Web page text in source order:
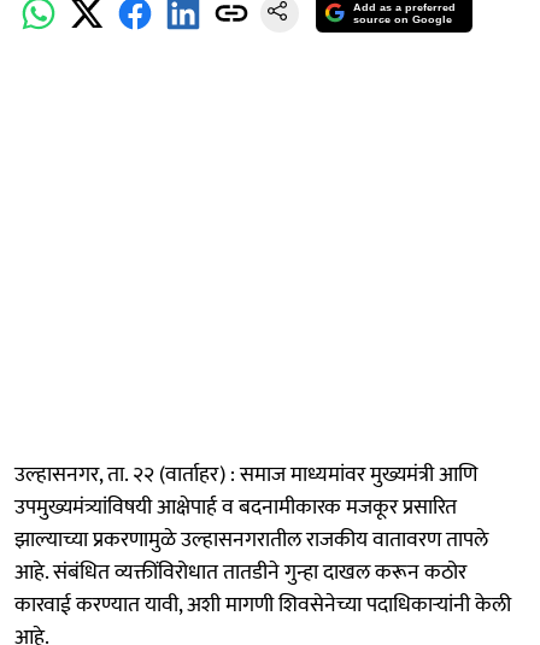
Add as a preferred
source on Google
उल्हासनगर, ता. २२ (वार्ताहर) : समाज माध्यमांवर मुख्यमंत्री आणि
उपमुख्यमंत्र्यांविषयी आक्षेपार्ह व बदनामीकारक मजकूर प्रसारित
झाल्याच्या प्रकरणामुळे उल्हासनगरातील राजकीय वातावरण तापले
आहे. संबंधित व्यक्तींविरोधात तातडीने गुन्हा दाखल करून कठोर
कारवाई करण्यात यावी, अशी मागणी शिवसेनेच्या पदाधिकाऱ्यांनी केली
आहे.